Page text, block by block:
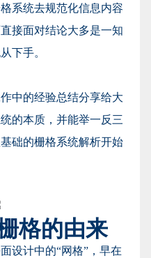
系统去规范化信息内容
接面对结论大多是一知
下手。
中的经验总结分享给大
的本质，并能举一反三
础的栅格系统解析开始
格的由来
设计中的“网格”，早在